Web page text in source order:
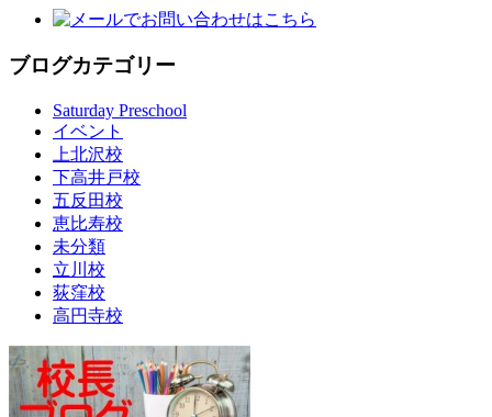
ブログカテゴリー
Saturday Preschool
イベント
上北沢校
下高井戸校
五反田校
恵比寿校
未分類
立川校
荻窪校
高円寺校